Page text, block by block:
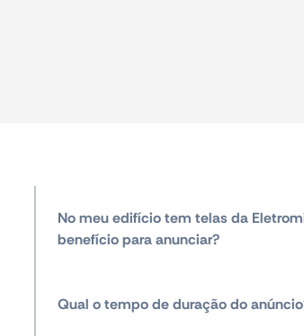
No meu edifício tem telas da
benefício para anunciar?
Qual o tempo de duração do